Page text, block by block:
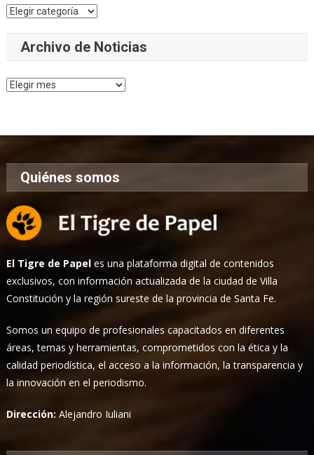
Categorías
Archivo de Noticias
Archivo
Quiénes somos
El Tigre de Papel es una plataforma digital de contenidos
exclusivos, con información actualizada de la ciudad de Villa
Constitución y la región sureste de la provincia de Santa Fe.
Somos un equipo de profesionales capacitados en diferentes
áreas, temas y herramientas, comprometidos con la ética y la
calidad periodística, el acceso a la información, la transparencia y
la innovación en el periodismo.
Dirección:Alejandro Iuliani